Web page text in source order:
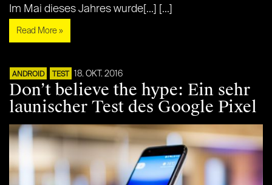
Im Mai dieses Jahres wurde[...] [...]
Read More »
ANDROID TEST 18. OKT. 2016
Don’t believe the hype: Ein sehr
launischer Test des Google Pixel